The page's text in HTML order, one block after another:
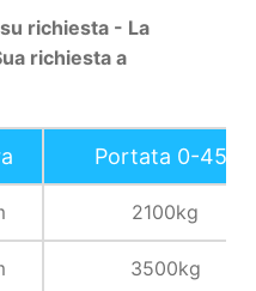
richiesta - La
richiesta a
Portata 0-45°
2100kg
3500kg